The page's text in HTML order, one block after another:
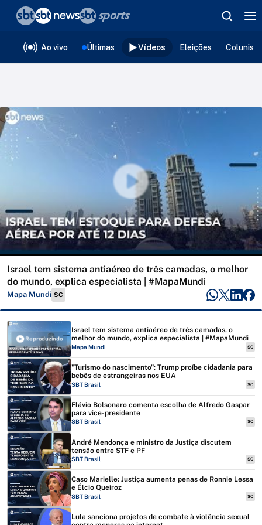
Ao vivo Últimas Vídeos Eleições
Israel tem sistema antiaéreo de três camadas, o melhor
do mundo, explica especialista | #MapaMundi
Mapa Mundi SC
Reproduzindo
Israel tem sistema antiaéreo de três camadas, o
melhor do mundo, explica especialista | #MapaMundi
Mapa Mundi SC
"Turismo do nascimento": Trump proíbe cidadania para
bebês de estrangeiras nos EUA
SBT Brasil SC
Flávio Bolsonaro comenta escolha de Alfredo Gaspar
para vice-presidente
SBT Brasil SC
André Mendonça e ministro da Justiça discutem
tensão entre STF e PF
SBT Brasil SC
Caso Marielle: Justiça aumenta penas de Ronnie Lessa
e Élcio Queiroz
SBT Brasil SC
Lula sanciona projetos de combate à violência sexual
❮voltar
Editorias